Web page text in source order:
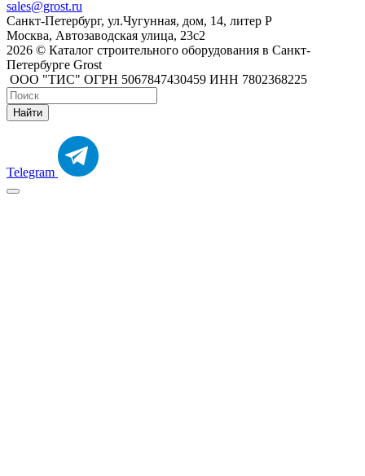
sales@grost.ru
Санкт-Петербург, ул.Чугунная, дом, 14, литер Р
Москва, Автозаводская улица, 23с2
2026 © Каталог строительного оборудования в Санкт-
Петербурге Grost
ООО "ТИС" ОГРН 5067847430459 ИНН 7802368225
Найти
Telegram